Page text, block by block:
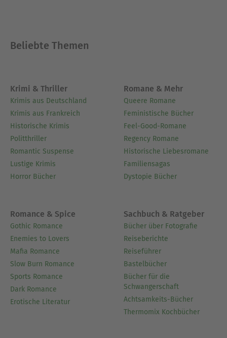
Beliebte Themen
Krimi & Thriller
Krimis aus Deutschland
Krimis aus Frankreich
Historische Krimis
Politthriller
Romantic Suspense
Lustige Krimis
Horror Bücher
Romane & Mehr
Queere Romane
Feministische Bücher
Feel-Good-Romane
Regency Romane
Historische Liebesromane
Familiensagas
Dystopie Bücher
Romance & Spice
Gothic Romance
Enemies to Lovers
Mafia Romance
Slow Burn Romance
Sports Romance
Dark Romance
Erotische Literatur
Sachbuch & Ratgeber
Bücher über Fotografie
Reiseberichte
Reiseführer
Bastelbücher
Bücher für die
Schwangerschaft
Achtsamkeits-Bücher
Thermomix Kochbücher